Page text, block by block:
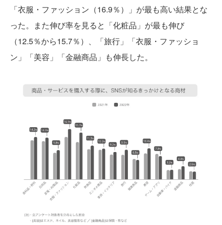
「衣服・ファッション（16.9％）」が最も高い結果とな
った。また伸び率を見ると「化粧品」が最も伸び
（12.5％から15.7％）、「旅行」「衣服・ファッショ
ン」「美容」「金融商品」も伸長した。